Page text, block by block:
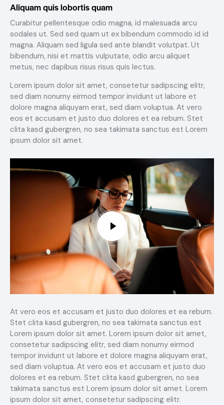
Aliquam quis lobortis quam
Curabitur pellentesque odio magna, id malesuada arcu
sodales ut. Sed sed quam ut ex bibendum commodo id id
magna. Aliquam sed ligula sed ante blandit volutpat. Ut
bibendum, nisi et mattis vulputate, odio arcu aliquet
metus, nec dapibus risus risus quis lectus.
Lorem ipsum dolor sit amet, consetetur sadipscing elitr,
sed diam nonumy eirmod tempor invidunt ut labore et
dolore magna aliquyam erat, sed diam voluptua. At vero
eos et accusam et justo duo dolores et ea rebum. Stet
clita kasd gubergren, no sea takimata sanctus est Lorem
ipsum dolor sit amet.
At vero eos et accusam et justo duo dolores et ea rebum.
Stet clita kasd gubergren, no sea takimata sanctus est
Lorem ipsum dolor sit amet. Lorem ipsum dolor sit amet,
consetetur sadipscing elitr, sed diam nonumy eirmod
tempor invidunt ut labore et dolore magna aliquyam erat,
sed diam voluptua. At vero eos et accusam et justo duo
dolores et ea rebum. Stet clita kasd gubergren, no sea
takimata sanctus est Lorem ipsum dolor sit amet. Lorem
ipsum dolor sit amet, consetetur sadipscing elitr.